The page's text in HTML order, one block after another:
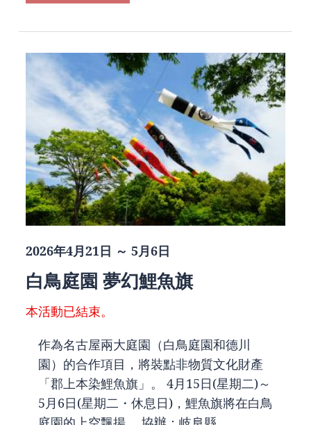
2026年4月21日 ～ 5月6日
白鳥庭園 夢幻鯉魚旗
本活動已結束。
作為名古屋兩大庭園（白鳥庭園和德川
園）的合作項目，將裝點非物質文化財產
「郡上本染鯉魚旗」。 4月15日(星期二)～
5月6日(星期二・休息日)，鯉魚旗將在白鳥